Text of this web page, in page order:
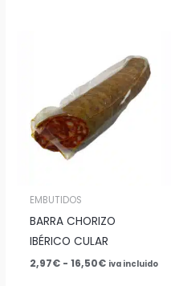
EMBUTIDOS
BARRA CHORIZO
IBÉRICO CULAR
2,97€ - 16,50€
precios:
desde
2,97€
hasta
16,50€
iva incluido